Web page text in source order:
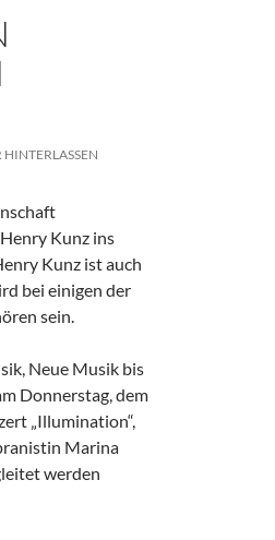
Kunz ins
Kunz ist auch
bei einigen der
sein.
Neue Musik bis
Donnerstag, dem
„Illumination“,
Marina
werden